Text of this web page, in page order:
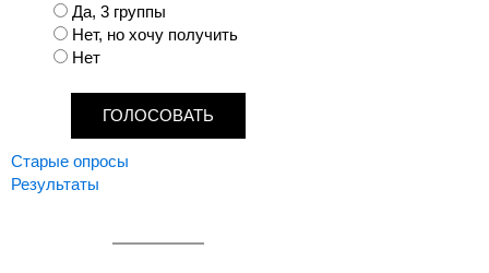
р
и
а
Да, 3 группы
Нет, но хочу получить
Нет
Старые опросы
Результаты